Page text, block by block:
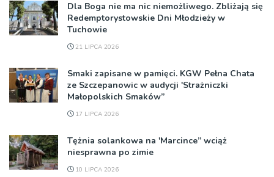
Dla Boga nie ma nic niemożliwego. Zbliżają się
Redemptorystowskie Dni Młodzieży w
Tuchowie
21 LIPCA 2026
Smaki zapisane w pamięci. KGW Pełna Chata
ze Szczepanowic w audycji 'Strażniczki
Małopolskich Smaków”
17 LIPCA 2026
Tężnia solankowa na 'Marcince” wciąż
niesprawna po zimie
10 LIPCA 2026